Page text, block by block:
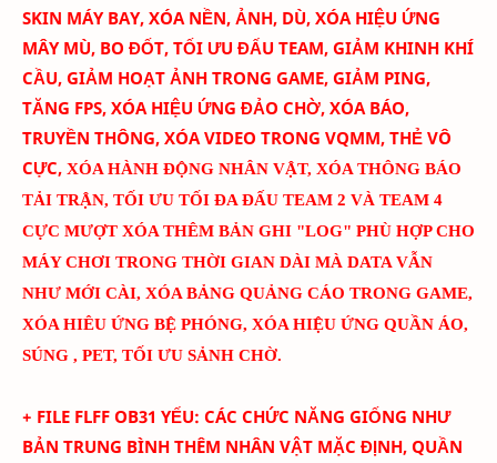
SKIN MÁY BAY, XÓA NỀN, ẢNH, DÙ, XÓA HIỆU ỨNG
MÂY MÙ, BO ĐỐT, TỐI ƯU ĐẤU TEAM, GIẢM KHINH KHÍ
CẦU, GIẢM HOẠT ẢNH TRONG GAME, GIẢM PING,
TĂNG FPS, XÓA HIỆU ỨNG ĐẢO CHỜ, XÓA BÁO,
TRUYỀN THÔNG, XÓA VIDEO TRONG VQMM, THẺ VÔ
CỰC, XÓA HÀNH ĐỘNG NHÂN VẬT, XÓA THÔNG BÁO
TẢI TRẬN, TỐI ƯU TỐI ĐA ĐẤU TEAM 2 VÀ TEAM 4
CỰC MƯỢT XÓA THÊM BẢN GHI "LOG" PHÙ HỢP CHO
MÁY CHƠI TRONG THỜI GIAN DÀI MÀ DATA VẪN
NHƯ MỚI CÀI, XÓA BẢNG QUẢNG CÁO TRONG GAME,
XÓA HIÊU ỨNG BỆ PHÓNG, XÓA HIỆU ỨNG QUẦN ÁO,
SÚNG , PET, TỐI ƯU SẢNH CHỜ.
+ FILE FLFF OB31 YẾU: CÁC CHỨC NĂNG GIỐNG NHƯ
BẢN TRUNG BÌNH THÊM NHÂN VẬT MẶC ĐỊNH, QUẦN